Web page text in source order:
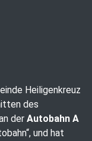
Heiligenkreuz
des
der Autobahn A
und hat